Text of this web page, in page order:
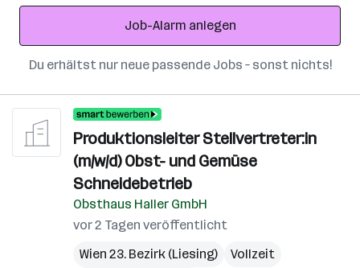
Adresse
Job-Alarm anlegen
Du erhältst nur neue passende Jobs – sonst nichts!
Produktionsleiter Stellvertreter:in
(m/w/d) Obst- und Gemüse
Schneidebetrieb
Obsthaus Haller GmbH
vor 2 Tagen veröffentlicht
Wien 23. Bezirk (Liesing)
Vollzeit